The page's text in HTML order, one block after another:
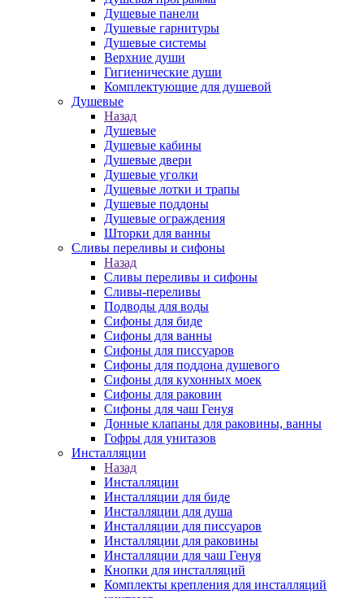
Душевые панели
Душевые гарнитуры
Душевые системы
Верхние души
Гигиенические души
Комплектующие для душевой
Душевые
Назад
Душевые
Душевые кабины
Душевые двери
Душевые уголки
Душевые лотки и трапы
Душевые поддоны
Душевые ограждения
Шторки для ванны
Сливы переливы и сифоны
Назад
Сливы переливы и сифоны
Сливы-переливы
Подводы для воды
Сифоны для биде
Сифоны для ванны
Сифоны для писсуаров
Сифоны для поддона душевого
Сифоны для кухонных моек
Сифоны для раковин
Сифоны для чаш Генуя
Донные клапаны для раковины, ванны
Гофры для унитазов
Инсталляции
Назад
Инсталляции
Инсталляции для биде
Инсталляции для душа
Инсталляции для писсуаров
Инсталляции для раковины
Инсталляции для чаш Генуя
Кнопки для инсталляций
Комплекты крепления для инсталляций